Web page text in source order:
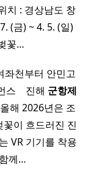
치 : 경상남도 창
(금) ~ 4. 5. (일)
꽃…
좌천부터 안민고
스 ​ ​ ​ 진해 군항제
해 2026년은 조
이 흐드러진 진
VR 기기를 착용
께…